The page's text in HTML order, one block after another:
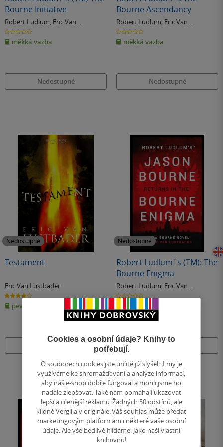
Bourne Initiative
Robert Ludlum, Eric Van
Lustbader
0.0
z
5
hvězdiček
měkká vazba
Nedostupné
Bourne Ascendancy
Robert Ludlum, Eric Van
Lustbader
0.0
z
5
hvězdiček
měkká vazba
Nedostupné
Nedostupné
Testament
Eric Van Lustbader
3.8
z
5
hvězdiček
pevná vazba
Nedostupné
Robert Ludlum´s (TM): The
Bourne Enigma
Robert Ludlum, Eric Van
Lustbader
0.0
z
hvězdiček
Nedostupné
Cookies a osobní údaje? Knihy to
potřebují.
O souborech cookies jste určitě již slyšeli. I my je
využíváme ke shromažďování a analýze informací,
aby náš e-shop dobře fungoval a mohli jsme ho
nadále zlepšovat. Také nám pomáhají ukazovat
lepší a cílenější reklamu. Žádných 50 odstínů, ale
klidně Vergilia v originále. Váš souhlas může předat
marketingovým platformám i některé vaše osobní
údaje. Ale vše bedlivě hlídáme. Jako naši vlastní
knihovnu!